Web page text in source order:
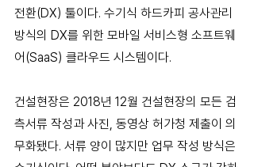
전환(DX) 툴이다. 수기식 하드카피 공사관리
방식의 DX를 위한 모바일 서비스형 소프트웨
어(SaaS) 클라우드 시스템이다.
건설현장은 2018년 12월 건설현장의 모든 검
측서류 작성과 사진, 동영상 허가청 제출이 의
무화됐다. 서류 양이 많지만 업무 작성 방식은